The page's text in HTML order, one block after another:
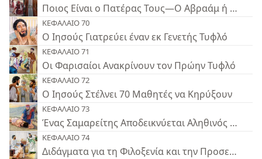
Ποιος Είναι ο Πατέρας Τους—Ο Αβραάμ ή ο
ΚΕΦΑΛΑΙΟ 70
Ο Ιησούς Γιατρεύει έναν εκ Γενετής Τυφλό
ΚΕΦΑΛΑΙΟ 71
Οι Φαρισαίοι Ανακρίνουν τον Πρώην Τυφλό
ΚΕΦΑΛΑΙΟ 72
Ο Ιησούς Στέλνει 70 Μαθητές να Κηρύξουν
ΚΕΦΑΛΑΙΟ 73
Ένας Σαμαρείτης Αποδεικνύεται Αληθινός
ΚΕΦΑΛΑΙΟ 74
Διδάγματα για τη Φιλοξενία και την Προσευχή